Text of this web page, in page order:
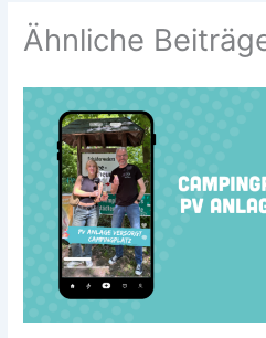
Ähnliche